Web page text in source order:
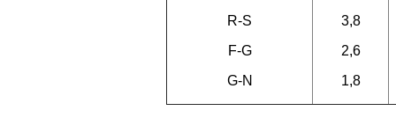
R-S
F-G
G-N
3,8
2,6
1,8